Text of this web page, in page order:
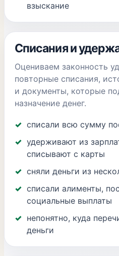
взыскание
Списания и
Оцениваем законность
повторные списания,
и документы, которые
назначение денег.
списали всю сумму
удерживают из
списывают с карты
сняли деньги из
списали алименты,
социальные выплаты
непонятно, куда
деньги